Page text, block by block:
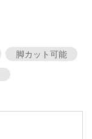
脚カット可能